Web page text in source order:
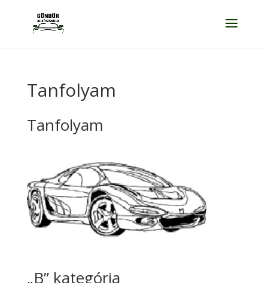
Tanfolyam
Tanfolyam
„B” kategória